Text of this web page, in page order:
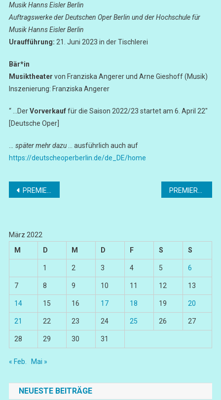
Musik Hanns Eisler Berlin
Auftragswerke der Deutschen Oper Berlin und der Hochschule für
MusikHanns Eisler Berlin
Uraufführung: 21. Juni 2023 in der Tischlerei
Bär*in
Musiktheater von Franziska Angerer und Arne Gieshoff (Musik)
Inszenierung: Franziska Angerer
“ …DerVorverkauffür die Saison 2022/23 startet am 6. April 22″
[Deutsche Oper]
. später mehr dazu… ausführlich auch auf
https://deutscheoperberlin.de/de_DE/home
Beitragsnavigation
PREMIERE „Les Vêpres Siciliennes“
März 2022
M
D M D F S S
1 2 3 4 5 6
7 8 9 10 11 12 13
14 15 16 17 18 19 20
21 22 23 24 25 26 27
28 29 30 31
« Feb. Mai »
NEUESTE BEITRÄGE